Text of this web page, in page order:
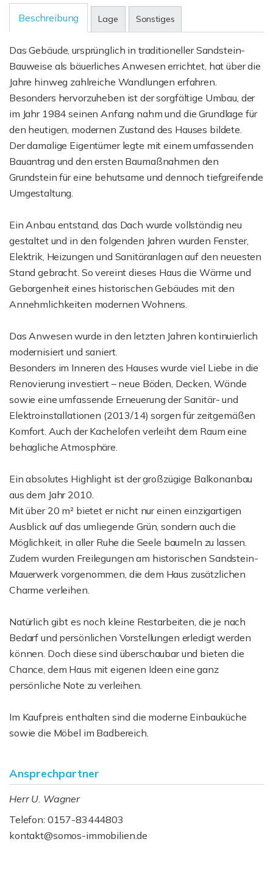
Beschreibung Lage Sonstiges
Das Gebäude, ursprünglich in traditioneller Sandstein-
Bauweise als bäuerliches Anwesen errichtet, hat über die
Jahre hinweg zahlreiche Wandlungen erfahren.
Besonders hervorzuheben ist der sorgfältige Umbau, der
im Jahr 1984 seinen Anfang nahm und die Grundlage für
den heutigen, modernen Zustand des Hauses bildete.
Der damalige Eigentümer legte mit einem umfassenden
Bauantrag und den ersten Baumaßnahmen den
Grundstein für eine behutsame und dennoch tiefgreifende
Umgestaltung.
Ein Anbau entstand, das Dach wurde vollständig neu
gestaltet und in den folgenden Jahren wurden Fenster,
Elektrik, Heizungen und Sanitäranlagen auf den neuesten
Stand gebracht. So vereint dieses Haus die Wärme und
Geborgenheit eines historischen Gebäudes mit den
Annehmlichkeiten modernen Wohnens.
Das Anwesen wurde in den letzten Jahren kontinuierlich
modernisiert und saniert.
Besonders im Inneren des Hauses wurde viel Liebe in die
Renovierung investiert – neue Böden, Decken, Wände
sowie eine umfassende Erneuerung der Sanitär- und
Elektroinstallationen (2013/14) sorgen für zeitgemäßen
Komfort. Auch der Kachelofen verleiht dem Raum eine
behagliche Atmosphäre.
Ein absolutes Highlight ist der großzügige Balkonanbau
aus dem Jahr 2010.
Mit über 20 m² bietet er nicht nur einen einzigartigen
Ausblick auf das umliegende Grün, sondern auch die
Möglichkeit, in aller Ruhe die Seele baumeln zu lassen.
Zudem wurden Freilegungen am historischen Sandstein-
Mauerwerk vorgenommen, die dem Haus zusätzlichen
Charme verleihen.
Natürlich gibt es noch kleine Restarbeiten, die je nach
Bedarf und persönlichen Vorstellungen erledigt werden
können. Doch diese sind überschaubar und bieten die
Chance, dem Haus mit eigenen Ideen eine ganz
persönliche Note zu verleihen.
Im Kaufpreis enthalten sind die moderne Einbauküche
sowie die Möbel im Badbereich.
Ansprechpartner
Herr U. Wagner
Telefon: 0157-83444803
kontakt@somos-immobilien.de